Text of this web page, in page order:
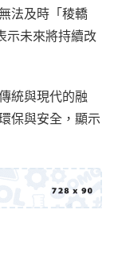
法及時「稜轎
示未來將持續改
統與現代的融
保與安全，顯示